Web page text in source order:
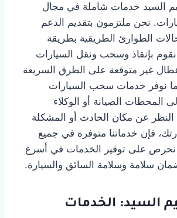
السيد خدمات شاملة في مجال
نحن ملتزمون بتقديم الدعم
الطوارئ الطريقية بطريقة
نقوم بإنقاذ وسحب ونقل السيارات
غير متوقعة على الطرق السريعة
نوفر خدمات سحب السيارات
المحطات الصيانة أو الوكلاء
النظر عن مكان الحادث أو المشكلة
فإن خدماتنا متوفرة في جميع
نحرص على توفير الخدمات في أسرع
سلامة وسلامة السائق والسيارة.
السيد: الخدمات